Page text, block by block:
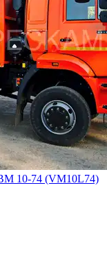
10-74 (VM10L74)